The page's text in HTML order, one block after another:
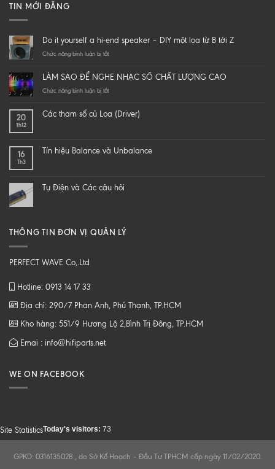
TIN MỚI ĐĂNG
Do it yourself a hi-end speaker – DIY một loa từ B tới Z
Chức năng bình luận bị tắtở
yourself
a
speaker
loa
Z
LÀM SAO ĐỂ NGHE NHẠC SỐ CHẤT LƯỢNG CAO
Chức năng bình luận bị tắtở
ĐỂ
CHẤT
20
Th12
Các tham số củ Loa (Driver)
16
Th3
Tín hiệu Balance và Unbalance
Tụ Điện và Các câu hỏi
THÔNG TIN ĐƠN VỊ QUẢN LÝ
PERFECT WAVE Co,.Ltd
Hotline: 0913 14 17 33
Địa chỉ: 290/7 Phan Anh, Phú Thạnh, TP.HCM
Kho hàng: 551/9 Hương Lộ 2,Bình Trị Đông, TP.HCM
Emai : info@hifiparts.net
WE ON FACEBOOK
Site StatisticsToday's visitors: 73
GPKD: 0316135028 , do Sở Kế Hoạch – Đầu Tư TPHCM cấp ngày 11/02/2020.